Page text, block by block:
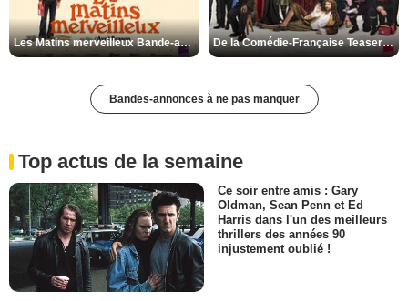
Les Matins merveilleux Bande-annonce VF De la Comédie-Française Teaser VF
Bandes-annonces à ne pas manquer
Top actus de la semaine
Ce soir entre amis : Gary
Oldman, Sean Penn et Ed
Harris dans l'un des meilleurs
thrillers des années 90
injustement oublié !